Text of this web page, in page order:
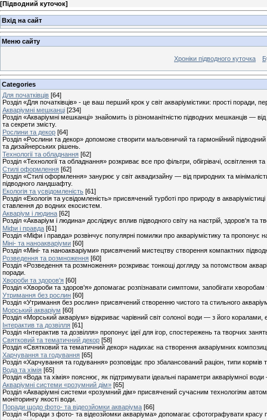
[Підводний куточок]
Вхід на сайт
Меню сайту
Хроніки підводного куточка
Categories
Для початківців [64]
Розділ «Для початківців» - це ваш перший крок у світ акваріумістики: прості поради,
Акваріумні мешканці [234]
Розділ «Акваріумні мешканці» знайомить із різноманітністю підводних мешканців —
та секрети змісту.
Рослини та декор [64]
Розділ «Рослини та декор» допоможе створити мальовничий та гармонійний
та дизайнерських рішень.
Технології та обладнання [62]
Розділ «Технології та обладнання» розкриває все про фільтри, обігрівачі, освітлення
Стилі оформлення [62]
Розділ «Стилі оформлення» занурює у світ аквадизайну — від природних та
підводного ландшафту.
Екологія та усвідомленість [61]
Розділ «Екологія та усвідомленість» присвячений турботі про природу в
ставлення до водних екосистем.
Акваріум і людина [62]
Розділ «Акваріум і людина» досліджує вплив підводного світу на настрій, здоров'я
Міфи і правда [61]
Розділ «Міфи і правда» розвінчує популярні помилки про акваріумістику та пропонує
Міні- та наноакваріуми [60]
Розділ «Міні- та наноакваріуми» присвячений мистецтву створення компактних
Розведення та розмноження [60]
Розділ «Розведення та розмноження» розкриває тонкощі догляду за потомством
поради.
Хвороби та здоров'я [60]
Розділ «Хвороби та здоров'я» допомагає розпізнавати симптоми, запобігати
Утримання без рослин [60]
Розділ «Утримання без рослин» присвячений створенню чистого та стильного
Морський акваріум [60]
Розділ «Морський акваріум» відкриває чарівний світ солоної води — з його
Інтерактив та дозвілля [61]
Розділ «Інтерактив та дозвілля» пропонує ідеї для ігор, спостережень та творчих
Святковий та тематичний декор [58]
Розділ «Святковий та тематичний декор» надихає на створення акваріумних
Харчування та годування [65]
Розділ «Харчування та годування» розповідає про збалансований раціон, типи
Вода та хімія [65]
Розділ «Вода та хімія» пояснює, як підтримувати ідеальні параметри акваріумної
Акваріумні системи «розумний дім» [65]
Розділ «Акваріумні системи «розумний дім» присвячений сучасним технологіям
моніторингу якості води.
Поради щодо фото- та відеозйомки акваріума [66]
Розділ «Поради з фото- та відеозйомки акваріума» допомагає сфотографувати красу